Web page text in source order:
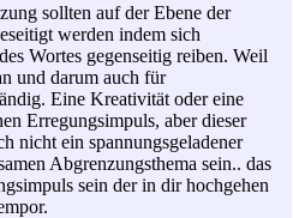
sollten auf der Ebene der
werden indem sich
Wortes gegenseitig reiben. Weil
und darum auch für
Eine Kreativität oder eine
Erregungsimpuls, aber dieser
nicht ein spannungsgeladener
Abgrenzungsthema sein.. das
sein der in dir hochgehen